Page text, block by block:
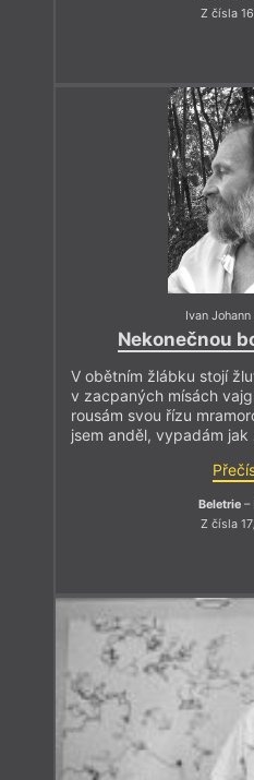
Z čísla
Ivan
Nekonečnou
V obětním žlábku stojí
v zacpaných mísách
rousám svou řízu
jsem anděl, vypadám jak
Beletrie –
Z čísla